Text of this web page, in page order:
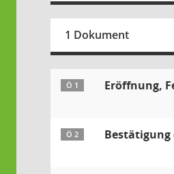
1 Dokument
Ö 1 Eröffnung,
Ö 2 Bestätigung